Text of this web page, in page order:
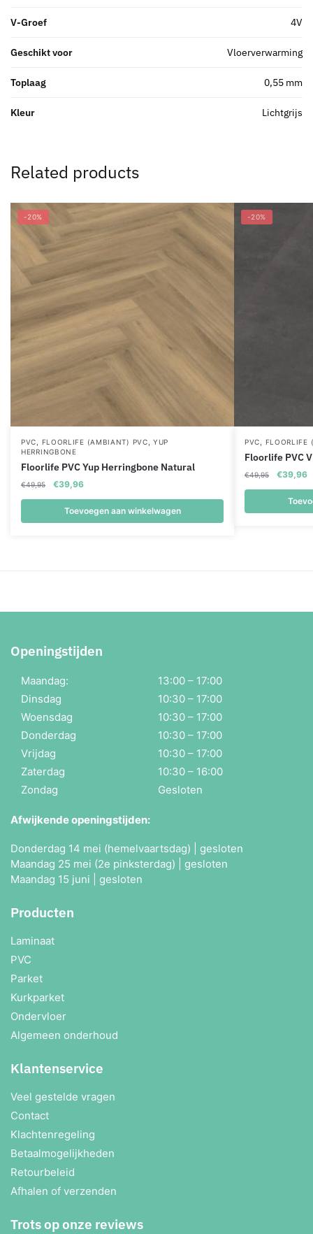
V-Groef 4V
Geschikt voor Vloerverwarming
Toplaag 0,55 mm
Kleur Lichtgrijs
Related products
-20%
PVC, FLOORLIFE (AMBIANT) PVC,YUP
HERRINGBONE
Floorlife PVC Yup Herringbone Natural
€49,95
Oorspronkelijke
prijs
was:
€49,95.
€39,96Huidige
prijs
is:
€39,96.
Toevoegen aan winkelwagen
-20%
PVC, FLOORLIFE
Floorlife PVC
€49,95
prijs
was:
€49,95.
€39,96
Openingstijden
Maandag:
13:00 – 17:00
Dinsdag
10:30 – 17:00
Woensdag
10:30 – 17:00
Donderdag
10:30 – 17:00
Vrijdag
10:30 – 17:00
Zaterdag
10:30 – 16:00
Zondag
Gesloten
Afwijkende openingstijden:
Donderdag 14 mei (hemelvaartsdag) | gesloten
Maandag 25 mei (2e pinksterdag) | gesloten
Maandag 15 juni | gesloten
Producten
Laminaat
PVC
Parket
Kurkparket
Ondervloer
Algemeen onderhoud
Klantenservice
Veel gestelde vragen
Contact
Klachtenregeling
Betaalmogelijkheden
Retourbeleid
Afhalen of verzenden
Trots op onze reviews